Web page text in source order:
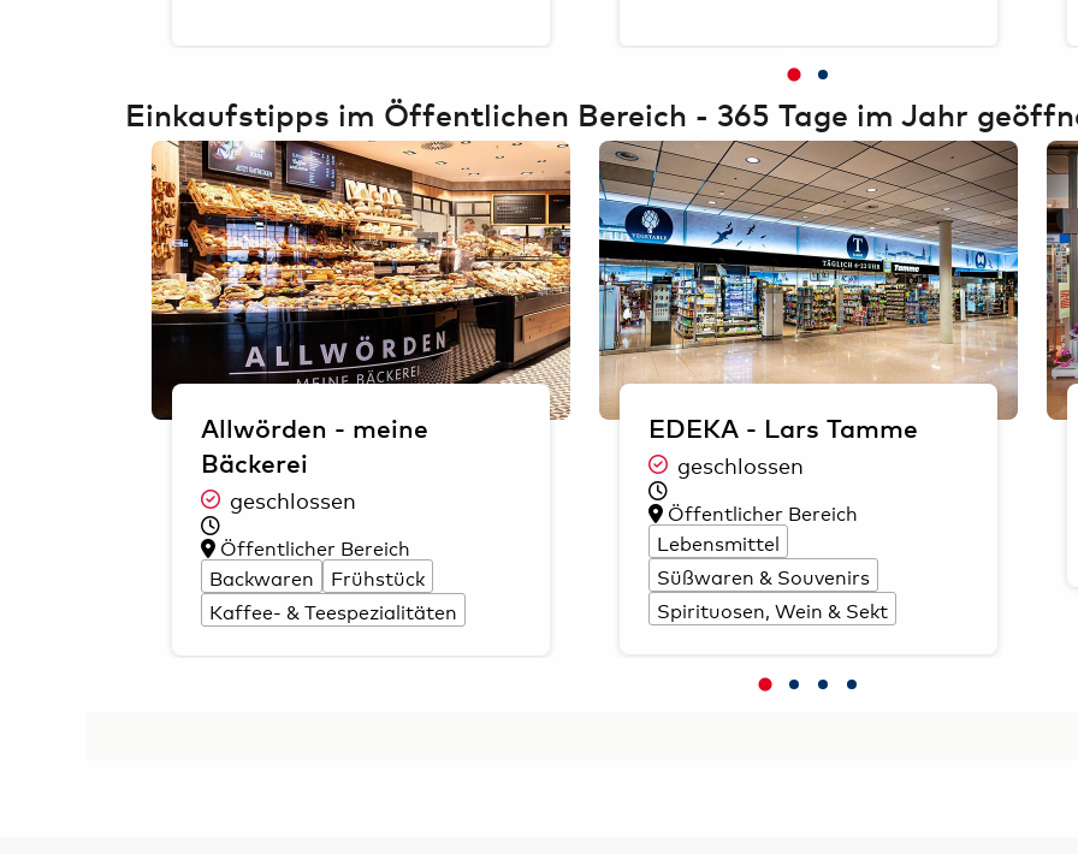
Einkaufstipps im Öffentlichen Bereich - 365 Tage im Jahr
Allwörden - meine
Bäckerei
geschlossen
Öffentlicher Bereich
Backwaren
Frühstück
Kaffee- & Teespezialitäten
EDEKA - Lars Tamme
geschlossen
Öffentlicher Bereich
Lebensmittel
Süßwaren & Souvenirs
Spirituosen, Wein & Sekt